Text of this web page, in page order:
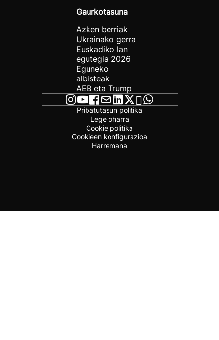
Gaurkotasuna
Azken berriak
Ukrainako gerra
Euskadiko lan
egutegia 2026
Eguneko
albisteak
AEB eta Trump
Pribatutasun politika
Lege oharra
Cookie politika
Cookieen konfigurazioa
Harremana